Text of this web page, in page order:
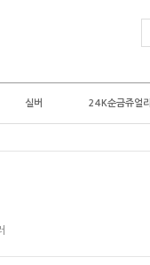
실버 24K순금쥬얼리